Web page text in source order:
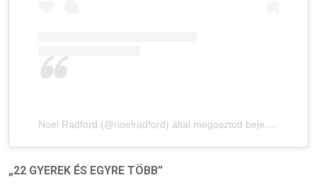
Noel Radford (@noelradford) által megosztott bejegyzés
„22 GYEREK ÉS EGYRE TÖBB”